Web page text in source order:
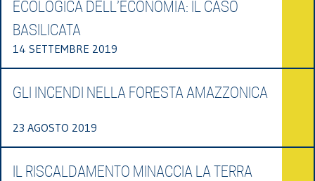
ECOLOGICA DELL’ECONOMIA: IL CASO
BASILICATA
14 SETTEMBRE 2019
GLI INCENDI NELLA FORESTA AMAZZONICA
23 AGOSTO 2019
IL RISCALDAMENTO MINACCIA LA TERRA